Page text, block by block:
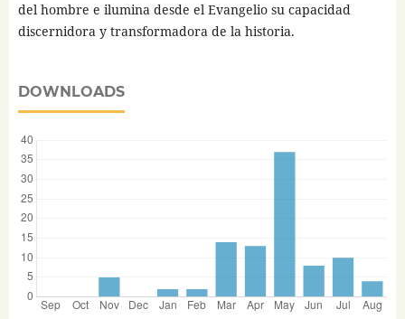
del hombre e ilumina desde el Evangelio su capacidad
discernidora y transformadora de la historia.
DOWNLOADS